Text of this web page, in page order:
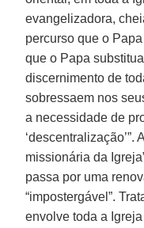
evangelizadora,
percurso que o
que o Papa
discernimento de
sobressaem nos
a necessidade de
‘descentralização’”.
missionária da
passa por uma
“impostergável”.
envolve toda a